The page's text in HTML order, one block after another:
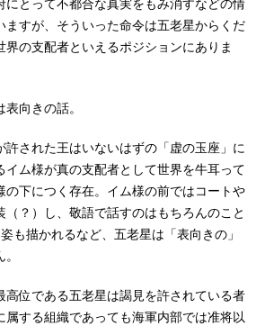
ャル・D・ティーチ：大塚明夫クザン
〈青キジ〉...
にとって不都合な真実をもみ消すなどの情
ますが、そういった命令は五老星からくだ
界の支配者といえるポジションにありま
向きの話。
許された王はいないはずの「虚の玉座」に
イム様が真の支配者として世界を牛耳って
の下につく存在。イム様の前ではコートや
（？）し、敬語で話すのはもちろんのこと
も描かれるなど、五老星は「表向きの」
高位である五老星は謁見を許されている者
属する組織であっても海軍内部では准将以